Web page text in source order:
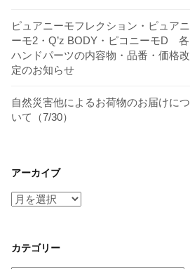
ピュアニーモフレクション・ピュアニ
ーモ2・Q’z BODY・ピコニーモD 各
ハンドパーツの内容物・品番・価格改
定のお知らせ
自然災害他によるお荷物のお届けにつ
いて（7/30）
アーカイブ
ア
イ
ブ
カテゴリー